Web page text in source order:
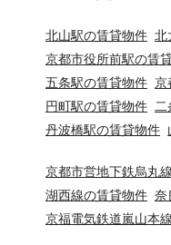
北山駅の賃貸物件 北
京都市役所前駅の賃
五条駅の賃貸物件 京
円町駅の賃貸物件
丹波橋駅の賃貸物件
京都市営地下鉄烏丸
湖西線の賃貸物件 奈
京福電気鉄道嵐山本